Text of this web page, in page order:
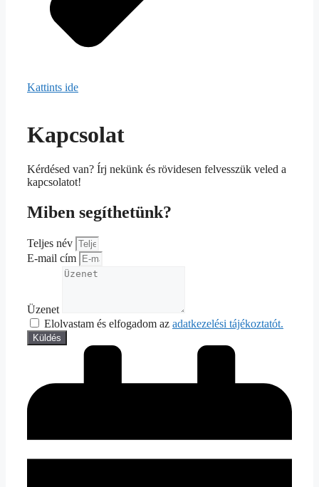
Kattints ide
Kapcsolat
Kérdésed van? Írj nekünk és rövidesen felvesszük veled a
kapcsolatot!
Miben segíthetünk?
Teljes név
E-mail cím
Üzenet
Elolvastam és elfogadom az adatkezelési tájékoztatót.
Küldés